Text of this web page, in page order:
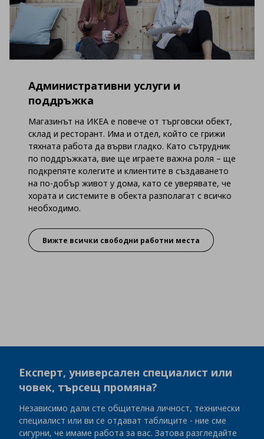
Административни услуги и
поддръжка
Магазинът на ИКЕА е повече от търговски обект,
склад и ресторант. Има и отдел, който се грижи
тяхната работа да върви гладко. Като сътрудник
по поддръжката, вие ще играете важна роля – ще
подкрепяте колегите и клиентите в създаването
на по-добър живот у дома, като се уверявате, че
хората и системите в обекта разполагат с всичко
необходимо.
Вижте всички свободни работни места
Експерт, универсален специалист или
човек, търсещ промяна?
Независимо дали сте общителна личност, технически
специалист или ви се отдават таблиците - ние сме
сигурни, че имаме работа за вас. Затова разгледайте